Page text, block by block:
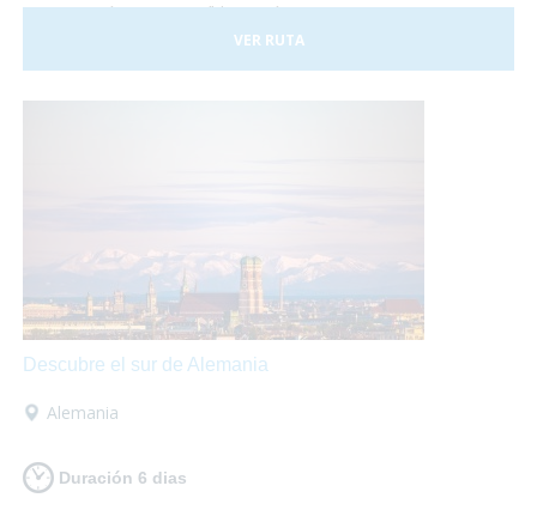
gastronomía son increíbles. Así que te proponemos una
viaje para que lo puedas descubrir en su totalidad sobre
tusilla de ruedassin problema alguno. ¡No lo dudes más
VER RUTA
Descubre el sur de Alemania
Alemania
Duración 6 dias